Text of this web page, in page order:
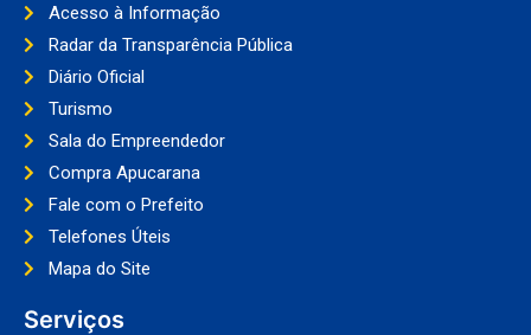
Acesso à Informação
Radar da Transparência Pública
Diário Oficial
Turismo
Sala do Empreendedor
Compra Apucarana
Fale com o Prefeito
Telefones Úteis
Mapa do Site
Serviços